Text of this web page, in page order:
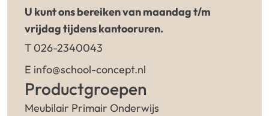
U kunt ons bereiken van maandag t/m
vrijdag tijdens kantooruren.
T 026-2340043
E info@school-concept.nl
Productgroepen
Meubilair Primair Onderwijs